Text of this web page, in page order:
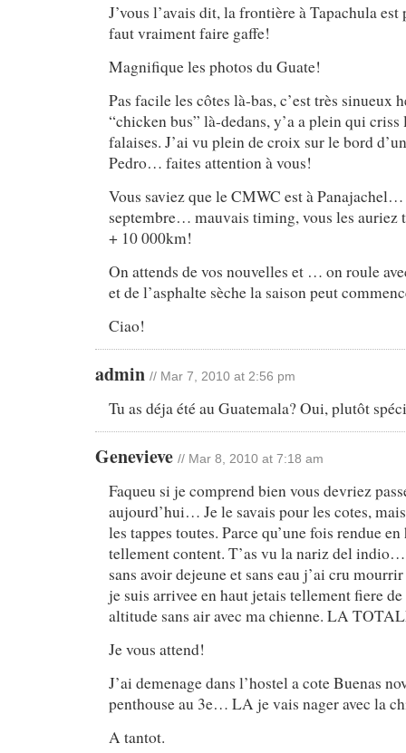
J’vous l’avais dit, la frontière à Tapachula
faut vraiment faire gaffe!
Magnifique les photos du Guate!
Pas facile les côtes là-bas, c’est très sinueux
“chicken bus” là-dedans, y’a a plein qui criss
falaises. J’ai vu plein de croix sur le bord
Pedro… faites attention à vous!
Vous saviez que le CMWC est à
septembre… mauvais timing, vous les auriez
+ 10 000km!
On attends de vos nouvelles et … on roule
et de l’asphalte sèche la saison peut
Ciao!
admin // Mar 7, 2010 at 2:56 pm
Tu as déja été au Guatemala? Oui, plutôt
Genevieve // Mar 8, 2010 at 7:18 am
Faqueu si je comprend bien vous devriez
aujourd’hui… Je le savais pour les cotes,
les tappes toutes. Parce qu’une fois rendue
tellement content. T’as vu la nariz del
sans avoir dejeune et sans eau j’ai cru
je suis arrivee en haut jetais tellement fiere
altitude sans air avec ma chienne. LA
Je vous attend!
J’ai demenage dans l’hostel a cote Buenas
penthouse au 3e… LA je vais nager avec la
A tantot.